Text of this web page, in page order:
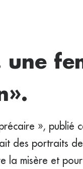
une
», publié
des portraits de
la misère et